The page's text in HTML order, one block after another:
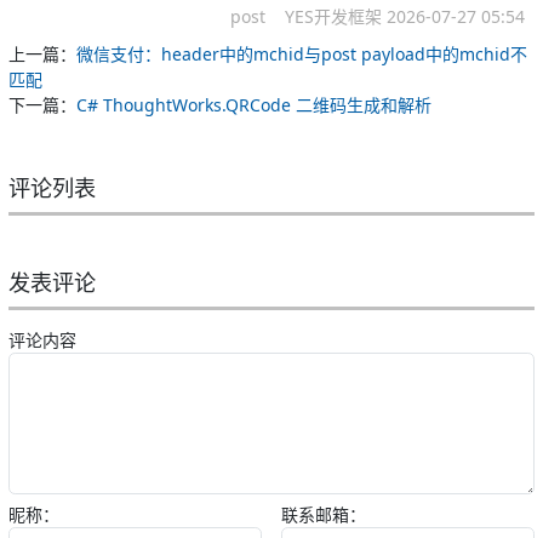
post YES开发框架 2026-07-27 05:54
上一篇： 微信支付：header中的mchid与post payload中的mchid不
匹配
下一篇： C# ThoughtWorks.QRCode 二维码生成和解析
评论列表
发表评论
评论内容
昵称： 联系邮箱：